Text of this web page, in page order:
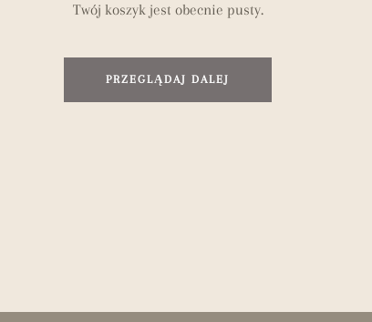
Twój koszyk jest obecnie pusty.
PRZEGLĄDAJ DALEJ